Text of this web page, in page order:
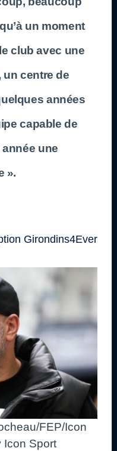
un moment
club avec une
un centre de
années
capable de
une
».
Girondins4Ever
FEP/Icon
Icon Sport